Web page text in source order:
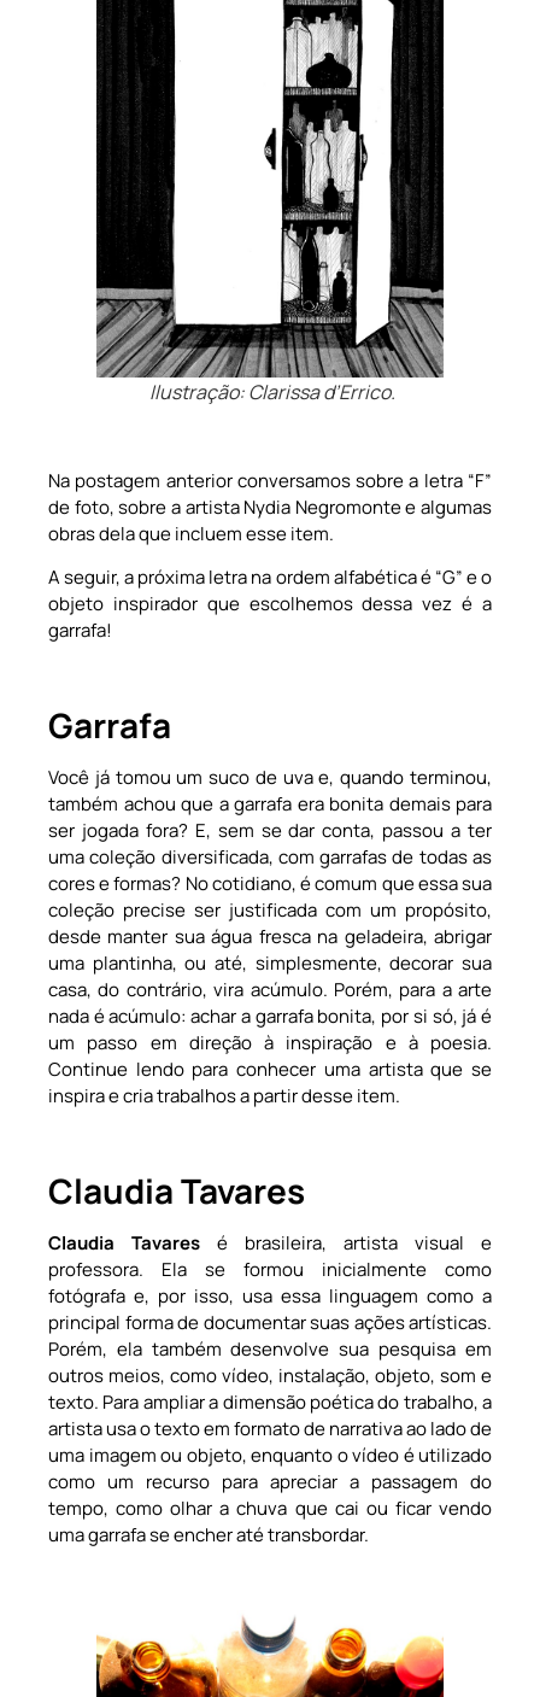
Ilustração: Clarissa d’Errico.
Na postagem anterior conversamos sobre a letra “F”
de foto, sobre a artista Nydia Negromonte e algumas
obras dela que incluem esse item.
A seguir, a próxima letra na ordem alfabética é “G” e o
objeto inspirador que escolhemos dessa vez é a
garrafa!
Garrafa
Você já tomou um suco de uva e, quando terminou,
também achou que a garrafa era bonita demais para
ser jogada fora? E, sem se dar conta, passou a ter
uma coleção diversificada, com garrafas de todas as
cores e formas? No cotidiano, é comum que essa sua
coleção precise ser justificada com um propósito,
desde manter sua água fresca na geladeira, abrigar
uma plantinha, ou até, simplesmente, decorar sua
casa, do contrário, vira acúmulo. Porém, para a arte
nada é acúmulo: achar a garrafa bonita, por si só, já é
um passo em direção à inspiração e à poesia.
Continue lendo para conhecer uma artista que se
inspira e cria trabalhos a partir desse item.
Claudia Tavares
Claudia Tavares é brasileira, artista visual e
professora. Ela se formou inicialmente como
fotógrafa e, por isso, usa essa linguagem como a
principal forma de documentar suas ações artísticas.
Porém, ela também desenvolve sua pesquisa em
outros meios, como vídeo, instalação, objeto, som e
texto. Para ampliar a dimensão poética do trabalho, a
artista usa o texto em formato de narrativa ao lado de
uma imagem ou objeto, enquanto o vídeo é utilizado
como um recurso para apreciar a passagem do
tempo, como olhar a chuva que cai ou ficar vendo
uma garrafa se encher até transbordar.